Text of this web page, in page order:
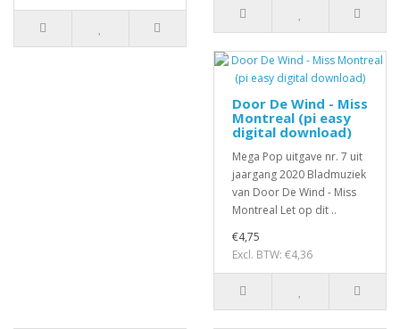
Door De Wind - Miss
Montreal (pi easy
digital download)
Mega Pop uitgave nr. 7 uit
jaargang 2020 Bladmuziek
van Door De Wind - Miss
Montreal Let op dit ..
€4,75
Excl. BTW: €4,36